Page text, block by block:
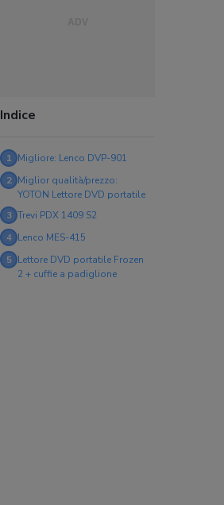
Indice
1 Migliore: Lenco DVP-901
2 Miglior qualità/prezzo:
YOTON Lettore DVD portatile
3 Trevi PDX 1409 S2
4 Lenco MES-415
5 Lettore DVD portatile Frozen
2 + cuffie a padiglione